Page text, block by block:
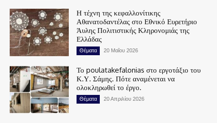
Η τέχνη της κεφαλλονίτικης
Αθανατοδαντέλας στο Εθνικό Ευρετήριο
Άυλης Πολιτιστικής Κληρονομιάς της
Ελλάδας
Θέματα 20 Μαΐου 2026
Το poulatakefalonias στο εργοτάξιο του
Κ.Υ. Σάμης. Πότε αναμένεται να
ολοκληρωθεί το έργο.
Θέματα 20 Απριλίου 2026